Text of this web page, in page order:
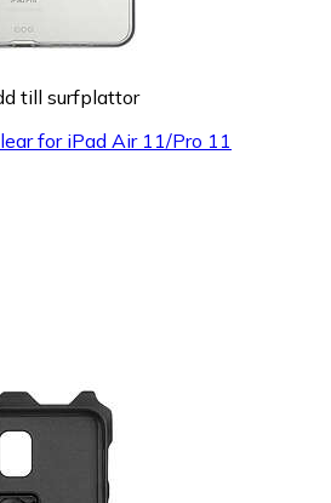
till surfplattor
for iPad Air 11/Pro 11